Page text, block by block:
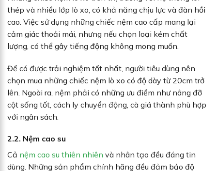
thép và nhiều lớp lò xo, có khả năng chịu lực và đàn hồi
cao. Việc sử dụng những chiếc nệm cao cấp mang lại
cảm giác thoải mái, nhưng nếu chọn loại kém chất
lượng, có thể gây tiếng động không mong muốn.
Để có được trải nghiệm tốt nhất, người tiêu dùng nên
chọn mua những chiếc nệm lò xo có độ dày từ 20cm trở
lên. Ngoài ra, nệm phải có những ưu điểm như nâng đỡ
cột sống tốt, cách ly chuyển động, cà giá thành phù hợp
với ngân sách.
2.2. Nệm cao su
Cả nệm cao su thiên nhiên và nhân tạo đều đáng tin
dùng. Những sản phẩm chính hãng đều đảm bảo độ